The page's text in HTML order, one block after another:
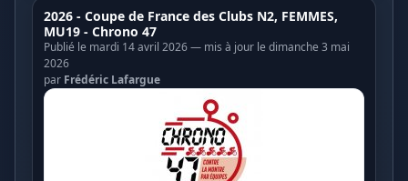
2026 - Coupe de France des Clubs N2, FEMMES,
MU19 - Chrono 47
Publié le mardi 14 avril 2026 — mis à jour le dimanche 3 mai
2026
par Frédéric Lafargue